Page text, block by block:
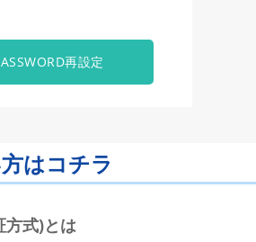
再設定
はコチラ
方式)とは